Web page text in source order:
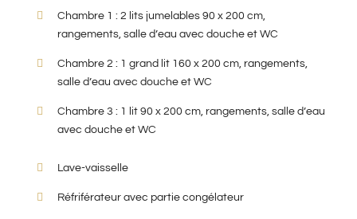
Chambre 1 : 2 lits jumelables 90 x 200 cm,
rangements, salle d’eau avec douche et WC
Chambre 2 : 1 grand lit 160 x 200 cm, rangements,
salle d’eau avec douche et WC
Chambre 3 : 1 lit 90 x 200 cm, rangements, salle d’eau
avec douche et WC
Lave-vaisselle
Réfriférateur avec partie congélateur